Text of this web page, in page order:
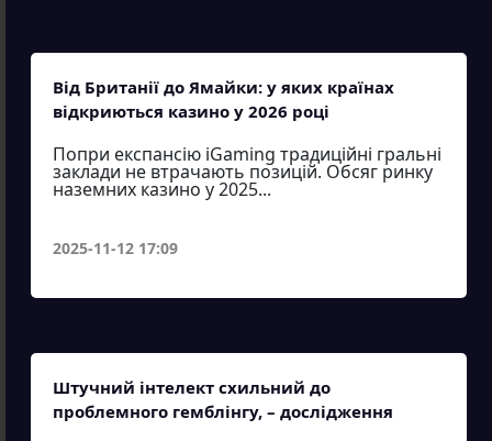
Від Британії до Ямайки: у яких країнах
відкриються казино у 2026 році
Попри експансію iGaming традиційні гральні
заклади не втрачають позицій. Обсяг ринку
наземних казино у 2025...
2025-11-12 17:09
Штучний інтелект схильний до
проблемного гемблінгу, – дослідження